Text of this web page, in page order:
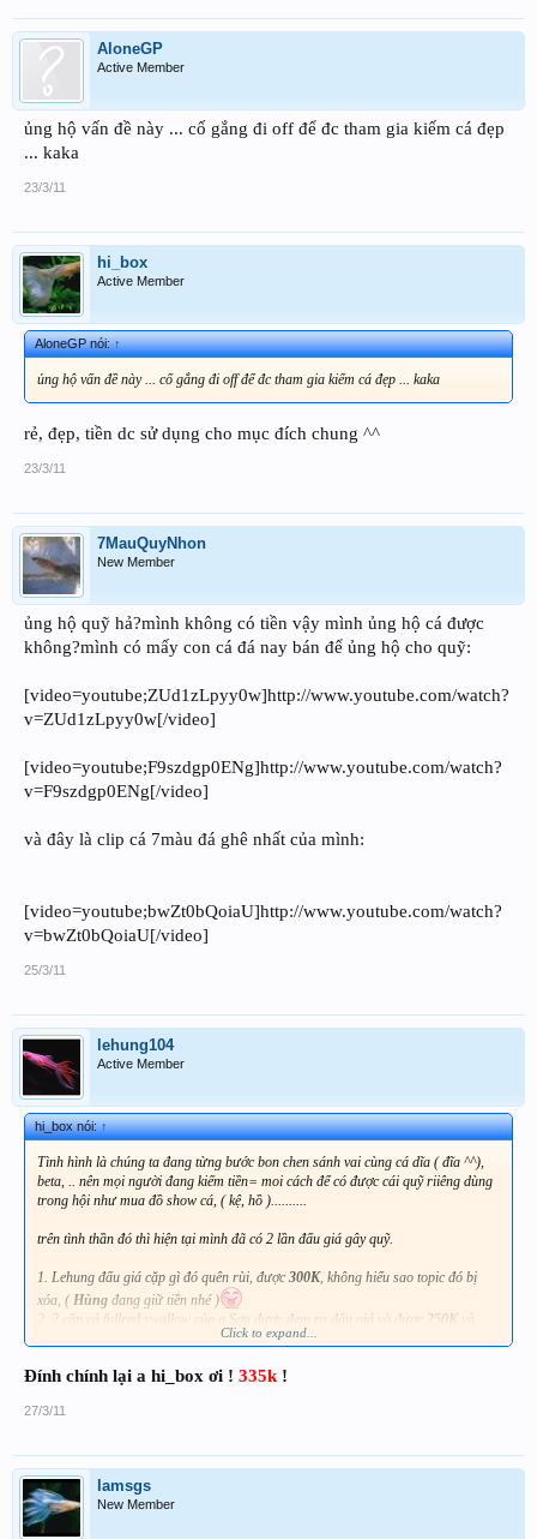
AloneGP
Active Member
ủng hộ vấn đề này ... cố gắng đi off để đc tham gia kiếm cá đẹp
... kaka
23/3/11
hi_box
Active Member
AloneGP nói:↑
ủng hộ vấn đề này ... cố gắng đi off để đc tham gia kiếm cá đẹp ... kaka
rẻ, đẹp, tiền dc sử dụng cho mục đích chung ^^
23/3/11
7MauQuyNhon
New Member
ủng hộ quỹ hả?mình không có tiền vậy mình ủng hộ cá được
không?mình có mấy con cá đá nay bán để ủng hộ cho quỹ:
[video=youtube;ZUd1zLpyy0w]http://www.youtube.com/watch?
v=ZUd1zLpyy0w[/video]
[video=youtube;F9szdgp0ENg]http://www.youtube.com/watch?
v=F9szdgp0ENg[/video]
và đây là clip cá 7màu đá ghê nhất của mình:
[video=youtube;bwZt0bQoiaU]http://www.youtube.com/watch?
v=bwZt0bQoiaU[/video]
25/3/11
lehung104
Active Member
hi_box nói:↑
Tình hình là chúng ta đang từng bước bon chen sánh vai cùng cá dĩa ( đĩa ^^),
beta, .. nên mọi người đang kiếm tiền= moi cách để có được cái quỹ riiêng dùng
trong hội như mua đồ show cá, ( kệ, hồ )..........
trên tình thần đó thì hiện tại mình đã có 2 lần đấu giá gây quỹ.
1. Lehung đấu giá cặp gì đó quên rùi, được 300K, không hiểu sao topic đó bị
xóa, ( Hùng đang giữ tiền nhé )
2. 2 cặp cá fullred swallow của a Sơn được đem ra đấu giá và được
250K
và
đang giữ số tiền này ( cám ơn a Lamsg và thanhwiza đã ủng hộ cho cặp
Click to expand...
Đính chính lại a hi_box ơi ! 335k!
27/3/11
lamsgs
New Member